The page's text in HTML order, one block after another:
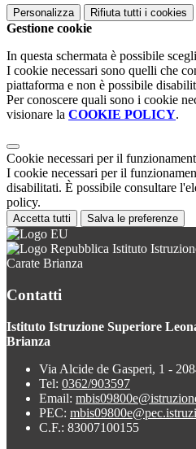
Personalizza Rifiuta tutti i cookies
Gestione cookie
In questa schermata è possibile
I cookie necessari sono quelli che
piattaforma e non è possibile
Per conoscere quali sono i cookie
visionare la COOKIE POLICY.
Cookie necessari per il
I cookie necessari per il
disabilitati. È possibile consultare
policy.
Accetta tutti Salva le preferenze
Istituto
Carate Brianza
Contatti
Istituto Istruzione Superiore
Brianza
Via Alcide de Gasperi, 1 -
Tel: 0362/903597
Email:
PEC:
C.F.: 83007100155